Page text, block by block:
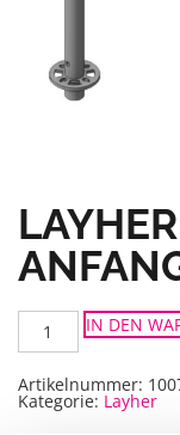
LAYHER
ALLROUND
Anfangs-
1,17m
Menge
IN DEN
Artikelnummer:
Kategorie: Layher